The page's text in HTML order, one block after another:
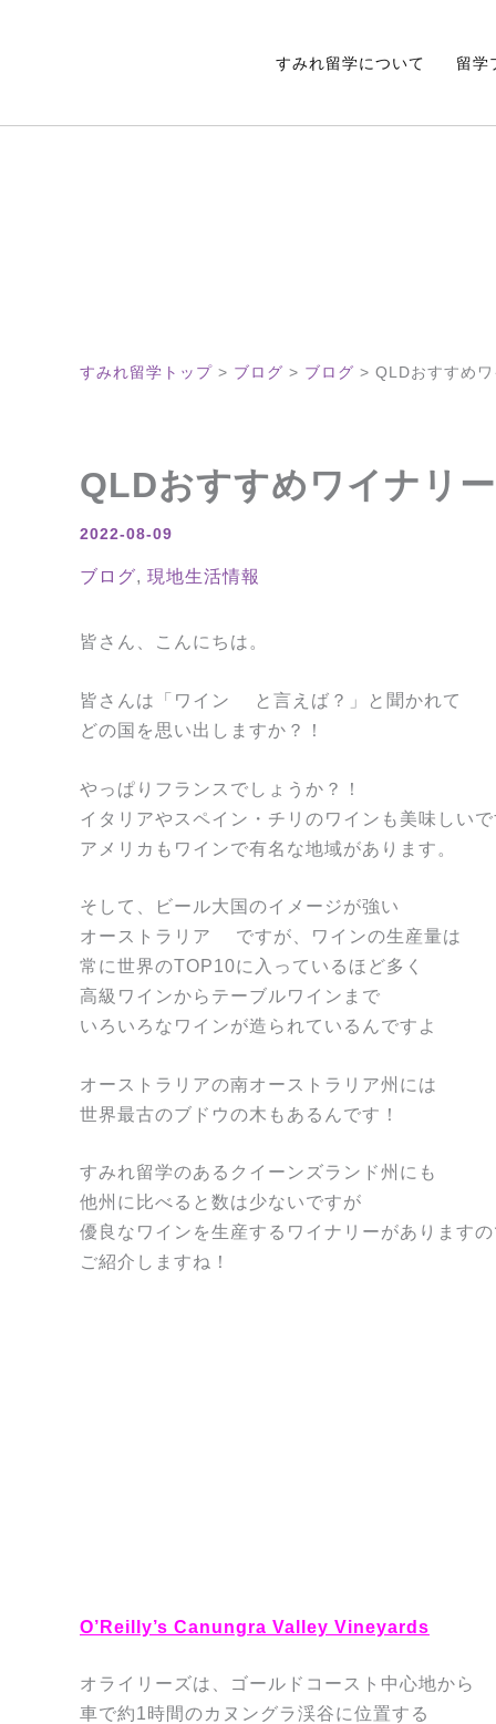
すみれ留学について 留学
すみれ留学トップ > ブログ > ブログ > QLDおすすめ
QLDおすすめワイナリ
2022-08-09
ブログ, 現地生活情報
皆さん、こんにちは。
皆さんは「ワイン
と言えば？」と聞かれて
どの国を思い出しますか？！
やっぱりフランスでしょうか？！
イタリアやスペイン・チリのワインも美味しい
アメリカもワインで有名な地域があります。
そして、ビール大国のイメージが強い
オーストラリア
ですが、ワインの生産量は
常に世界のTOP10に入っているほど多く
高級ワインからテーブルワインまで
いろいろなワインが造られているんですよ
オーストラリアの南オーストラリア州には
世界最古のブドウの木もあるんです！
すみれ留学のあるクイーンズランド州にも
他州に比べると数は少ないですが
優良なワインを生産するワイナリーがあります
ご紹介しますね！
O’Reilly’s Canungra Valley Vineyards
オライリーズは、ゴールドコースト中心地から
車で約1時間のカヌングラ渓谷に位置する